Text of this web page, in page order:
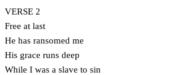
VERSE 2
Free at last
He has ransomed me
His grace runs deep
While I was a slave to sin